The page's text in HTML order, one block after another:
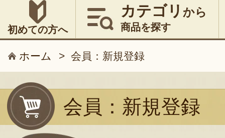
初めての方へ
カテゴリ から
商品を探す
ホーム > 会員：新規登録
会員：新規登録